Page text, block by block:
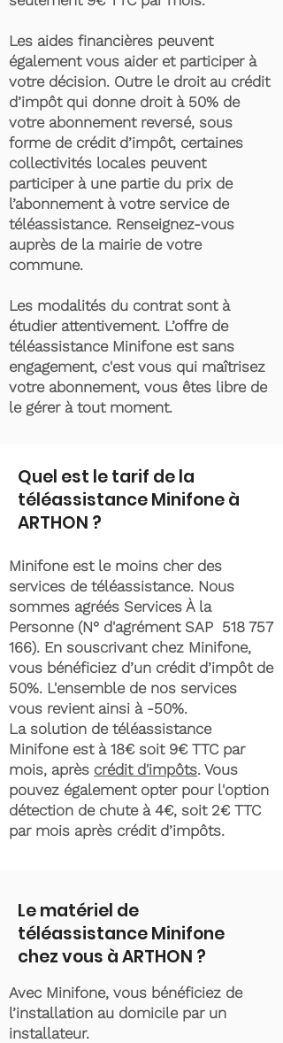
Les aides financières peuvent
également vous aider et participer à
votre décision. Outre le droit au crédit
d’impôt qui donne droit à 50% de
votre abonnement reversé, sous
forme de crédit d’impôt, certaines
collectivités locales peuvent
participer à une partie du prix de
l’abonnement à votre service de
téléassistance. Renseignez-vous
auprès de la mairie de votre
commune.
Les modalités du contrat sont à
étudier attentivement. L’offre de
téléassistance Minifone est sans
engagement, c'est vous qui maîtrisez
votre abonnement, vous êtes libre de
le gérer à tout moment.
Quel est le tarif de la
téléassistance Minifone à
ARTHON ?
Minifone est le moins cher des
services de téléassistance. Nous
sommes agréés Services À la
Personne (N° d'agrément SAP 518 757
166). En souscrivant chez Minifone,
vous bénéficiez d’un crédit d’impôt de
50%. L'ensemble de nos services
vous revient ainsi à -50%.
La solution de téléassistance
Minifone est à 18€ soit 9€ TTC par
mois, après crédit d'impôts. Vous
pouvez également opter pour l'option
détection de chute à 4€, soit 2€ TTC
par mois après crédit d’impôts.
Le matériel de
téléassistance Minifone
chez vous à ARTHON ?
Avec Minifone, vous bénéficiez de
l’installation au domicile par un
installateur.